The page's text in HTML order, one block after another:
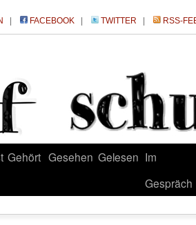
FACEBOOK TWITTER RSS-
Gehört Gesehen Gelesen Im
Gespräch